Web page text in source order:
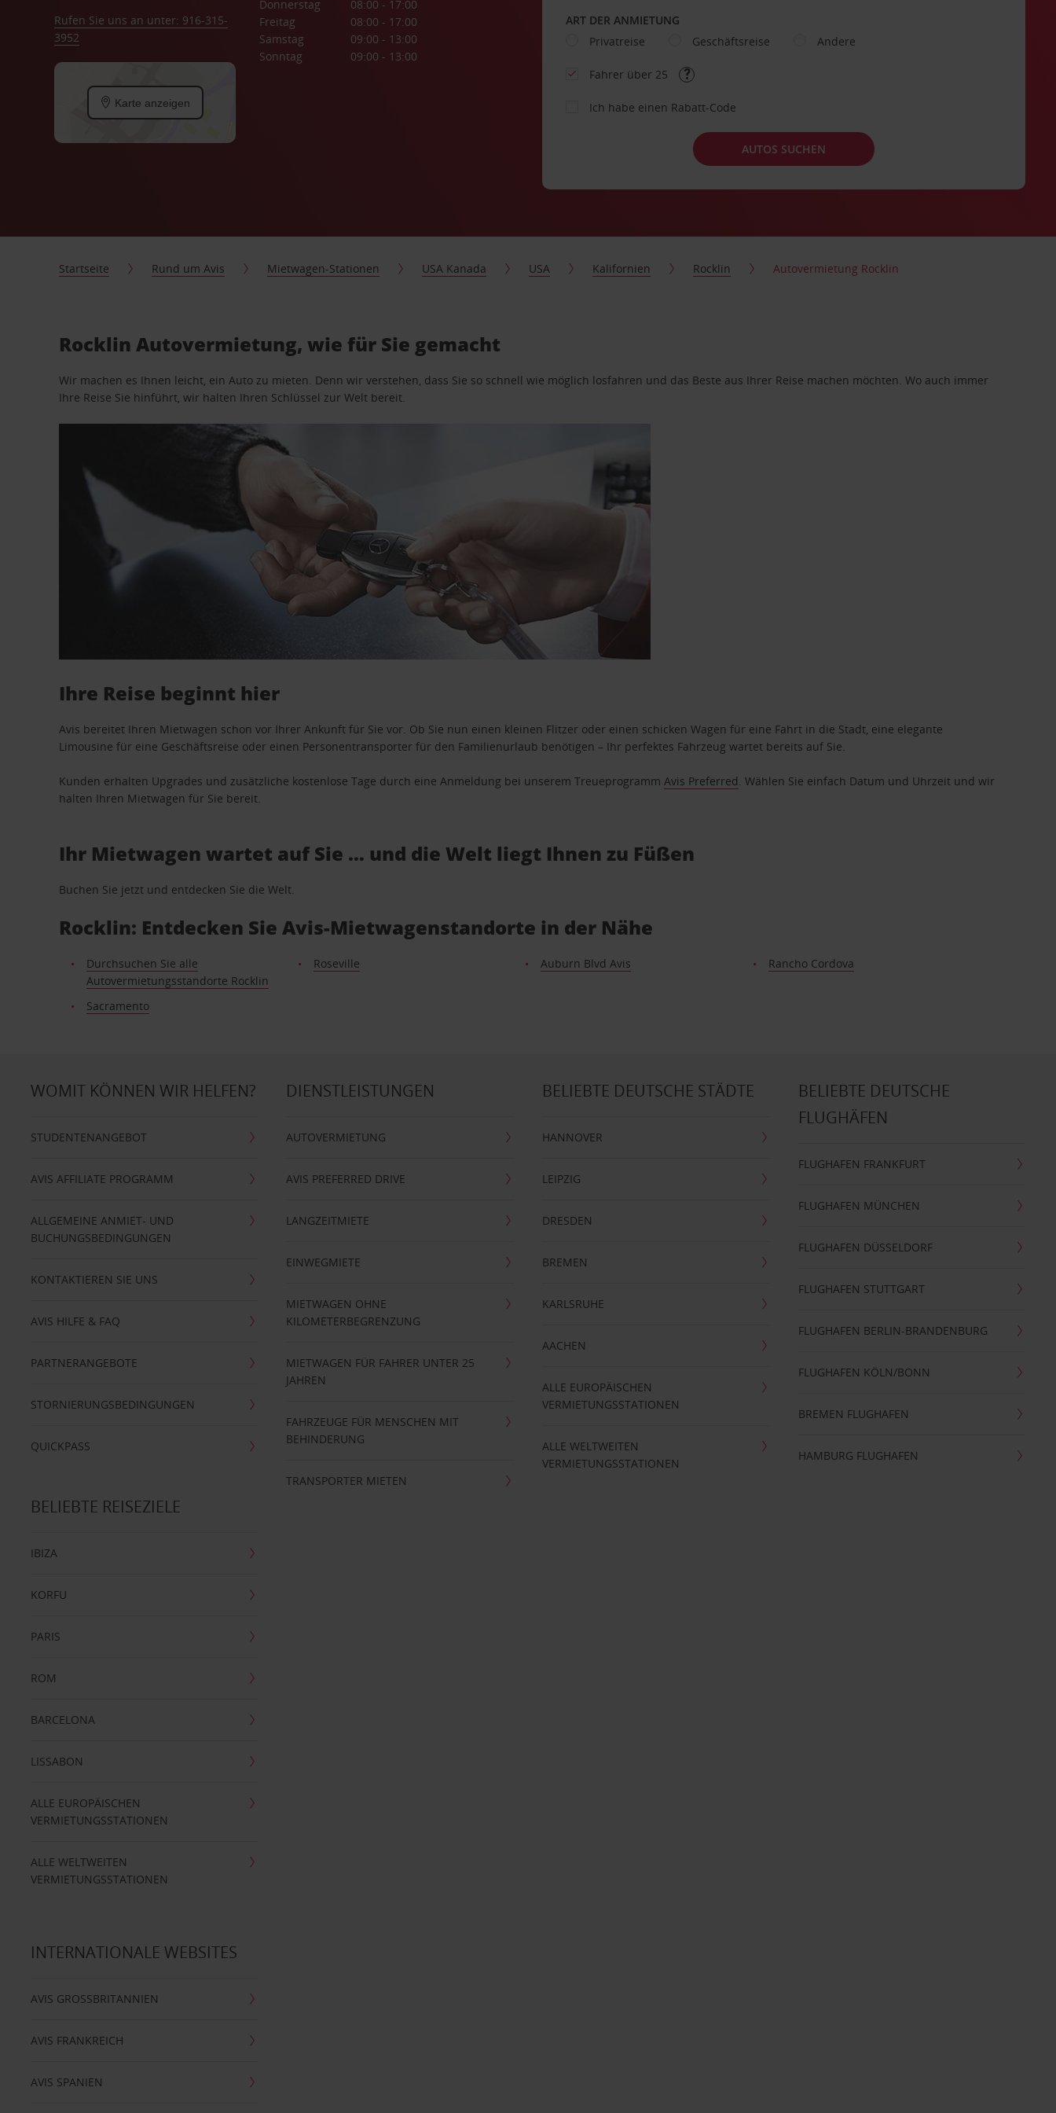
Rufen Sie uns an unter: 916-315-
3952
Karte anzeigen
Donnerstag
08:00 - 17:00
Freitag
08:00 - 17:00
Samstag
09:00 - 13:00
Sonntag
09:00 - 13:00
ART DER ANMIETUNG
Privatreise
Geschäftsreise Andere
Fahrer über 25
Ich habe einen Rabatt-Code
AUTOS SUCHEN
Startseite Rund um Avis Mietwagen-Stationen USA Kanada USA Kalifornien Rocklin Autovermietung Rocklin
Rocklin Autovermietung, wie für Sie gemacht
Wir machen es Ihnen leicht, ein Auto zu mieten. Denn wir verstehen, dass Sie so schnell wie möglich losfahren und das Beste aus Ihrer Reise machen möchten. Wo auch immer
Ihre Reise Sie hinführt, wir halten Ihren Schlüssel zur Welt bereit.
Ihre Reise beginnt hier
Avis bereitet Ihren Mietwagen schon vor Ihrer Ankunft für Sie vor. Ob Sie nun einen kleinen Flitzer oder einen schicken Wagen für eine Fahrt in die Stadt, eine elegante
Limousine für eine Geschäftsreise oder einen Personentransporter für den Familienurlaub benötigen – Ihr perfektes Fahrzeug wartet bereits auf Sie.
Kunden erhalten Upgrades und zusätzliche kostenlose Tage durch eine Anmeldung bei unserem TreueprogrammAvis Preferred. Wählen Sie einfach Datum und Uhrzeit und wir
halten Ihren Mietwagen für Sie bereit.
Ihr Mietwagen wartet auf Sie … und die Welt liegt Ihnen zu Füßen
Buchen Sie jetzt und entdecken Sie die Welt.
Rocklin: Entdecken Sie Avis-Mietwagenstandorte in der Nähe
Durchsuchen Sie alle
Autovermietungsstandorte Rocklin
Roseville Auburn Blvd Avis Rancho Cordova
Sacramento
WOMIT KÖNNEN WIR HELFEN?
STUDENTENANGEBOT
AVIS AFFILIATE PROGRAMM
ALLGEMEINE ANMIET- UND
BUCHUNGSBEDINGUNGEN
KONTAKTIEREN SIE UNS
AVIS HILFE & FAQ
PARTNERANGEBOTE
STORNIERUNGSBEDINGUNGEN
QUICKPASS
DIENSTLEISTUNGEN
AUTOVERMIETUNG
AVIS PREFERRED DRIVE
LANGZEITMIETE
EINWEGMIETE
MIETWAGEN OHNE
KILOMETERBEGRENZUNG
MIETWAGEN FÜR FAHRER UNTER 25
JAHREN
FAHRZEUGE FÜR MENSCHEN MIT
BEHINDERUNG
TRANSPORTER MIETEN
BELIEBTE DEUTSCHE STÄDTE
HANNOVER
LEIPZIG
DRESDEN
BREMEN
KARLSRUHE
AACHEN
ALLE EUROPÄISCHEN
VERMIETUNGSSTATIONEN
ALLE WELTWEITEN
VERMIETUNGSSTATIONEN
BELIEBTE DEUTSCHE
FLUGHÄFEN
FLUGHAFEN FRANKFURT
FLUGHAFEN MÜNCHEN
FLUGHAFEN DÜSSELDORF
FLUGHAFEN STUTTGART
FLUGHAFEN BERLIN-BRANDENBURG
FLUGHAFEN KÖLN/BONN
BREMEN FLUGHAFEN
HAMBURG FLUGHAFEN
BELIEBTE REISEZIELE
IBIZA
KORFU
PARIS
ROM
BARCELONA
LISSABON
ALLE EUROPÄISCHEN
VERMIETUNGSSTATIONEN
ALLE WELTWEITEN
VERMIETUNGSSTATIONEN
INTERNATIONALE WEBSITES
AVIS GROSSBRITANNIEN
AVIS FRANKREICH
AVIS SPANIEN